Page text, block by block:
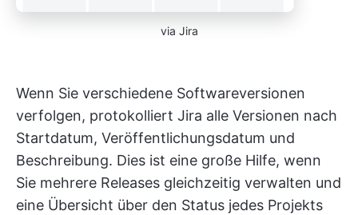
via Jira
Wenn Sie verschiedene Softwareversionen
verfolgen, protokolliert Jira alle Versionen nach
Startdatum, Veröffentlichungsdatum und
Beschreibung. Dies ist eine große Hilfe, wenn
Sie mehrere Releases gleichzeitig verwalten und
eine Übersicht über den Status jedes Projekts